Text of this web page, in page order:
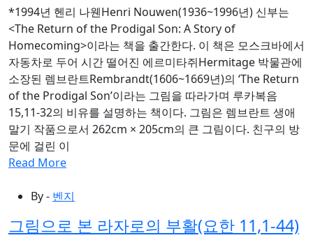
*1994년 헨리 나웬Henri Nouwen(1936~1996년) 신부는
<The Return of the Prodigal Son: A Story of
Homecoming>이라는 책을 출간한다. 이 책은 모스크바에서
자동차로 두어 시간 떨어진 에르미타쥐Hermitage 박물관에
소장된 렘브란트Rembrandt(1606~1669년)의 ‘The Return
of the Prodigal Son’이라는 그림을 따라가며 루카복음
15,11-32의 비유를 설명하는 책이다. 그림은 렘브란트 생애
말기 작품으로서 262cm × 205cm의 큰 그림이다. 친구의 방
문에 걸린 이
Read More
By - 벤지
그림으로 본 라자로의 부활(요한 11,1-44)